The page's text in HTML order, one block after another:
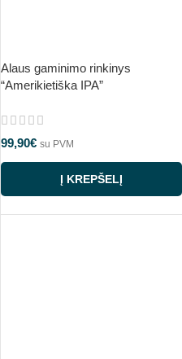
Alaus gaminimo rinkinys
“Amerikietiška IPA”
99,90€ su PVM
Į KREPŠELĮ